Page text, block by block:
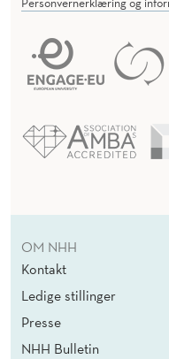
OM NHH
Kontakt
Ledige stillinger
Presse
NHH Bulletin